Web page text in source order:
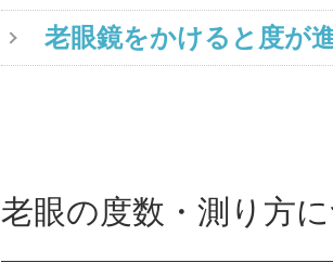
老眼鏡をかけると度が
老眼の度数・測り方